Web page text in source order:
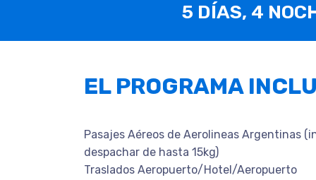
5 DÍAS, 4
EL PROGRAMA
Pasajes Aéreos de Aerolineas Argentinas
despachar de hasta 15kg)
Traslados Aeropuerto/Hotel/Aeropuerto